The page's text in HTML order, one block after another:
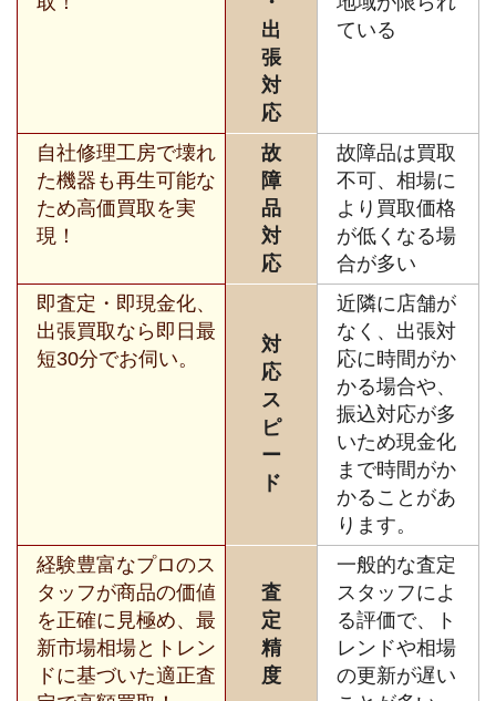
出
張
対
応
ている
自社修理工房で壊れ
た機器も再生可能な
ため高価買取を実
現！
故
障
品
対
応
故障品は買取
不可、相場に
より買取価格
が低くなる場
合が多い
即査定・即現金化、
出張買取なら即日最
短30分でお伺い。
対
応
ス
ピ
ー
ド
近隣に店舗が
なく、出張対
応に時間がか
かる場合や、
振込対応が多
いため現金化
まで時間がか
かることがあ
ります。
経験豊富なプロのス
タッフが商品の価値
を正確に見極め、最
新市場相場とトレン
ドに基づいた適正査
査
定
精
度
一般的な査定
スタッフによ
る評価で、ト
レンドや相場
の更新が遅い